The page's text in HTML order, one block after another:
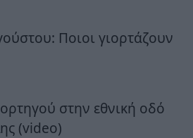
Ποιοι γιορτάζουν
στην εθνική οδό
(video)